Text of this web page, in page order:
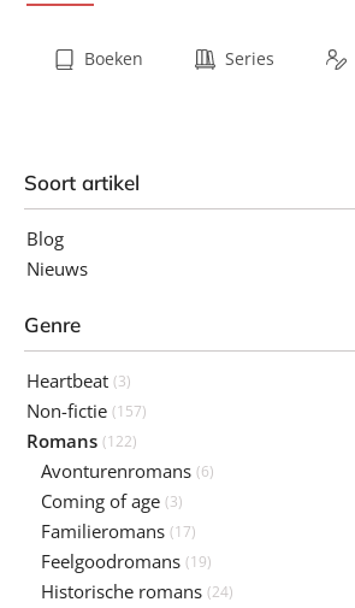
Boeken Series
Soort artikel
Blog
Nieuws
Genre
Heartbeat (3)
Non-fictie (157)
Romans (122)
Avonturenromans (6)
Coming of age (3)
Familieromans (17)
Feelgoodromans (19)
Historische romans (24)